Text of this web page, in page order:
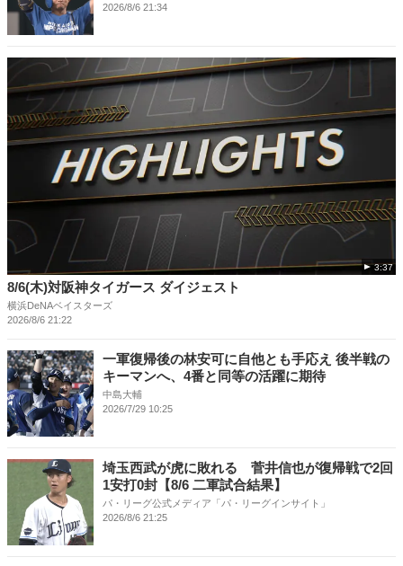
2026/8/6 21:34
3:37
8/6(木)対阪神タイガース ダイジェスト
横浜DeNAベイスターズ
2026/8/6 21:22
一軍復帰後の林安可に自他とも手応え 後半戦の
キーマンへ、4番と同等の活躍に期待
中島大輔
2026/7/29 10:25
埼玉西武が虎に敗れる 菅井信也が復帰戦で2回
1安打0封【8/6 二軍試合結果】
パ・リーグ公式メディア「パ・リーグインサイト」
2026/8/6 21:25